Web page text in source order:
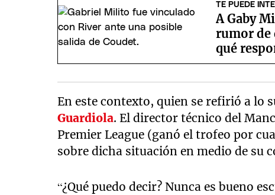
secondsVolume
90%
TE PUEDE
A Gaby
rumor de
qué
En este contexto, quien se refirió a lo
Guardiola. El director técnico del
Premier League (ganó el trofeo por
sobre dicha situación en medio de su
“¿Qué puedo decir? Nunca es bueno